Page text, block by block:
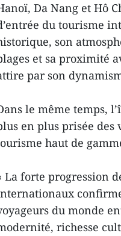
Da Nang et Hô
du tourisme
son
et sa proximité
par son
le même temps,
en plus prisée des
haut de
La forte progression
du monde
richesse